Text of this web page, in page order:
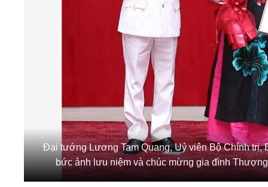
Đại tướng Lương Tam Quang, Uỷ viên Bộ Chính
bức ảnh lưu niệm và chúc mừng gia đình